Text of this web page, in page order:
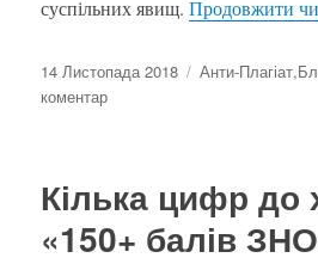
суспільних явищ.Продовжити
Оприлюднено
14 Листопада 2018 Категорії
Анти-Плагіат,
коментардо
академічної
доброчесності
Кілька цифр до
«150+ балів